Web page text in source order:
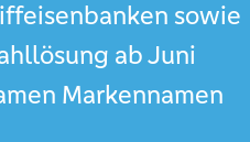
sowie
ab Juni
Markennamen